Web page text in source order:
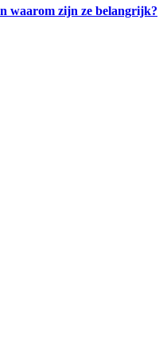
waarom zijn ze belangrijk?